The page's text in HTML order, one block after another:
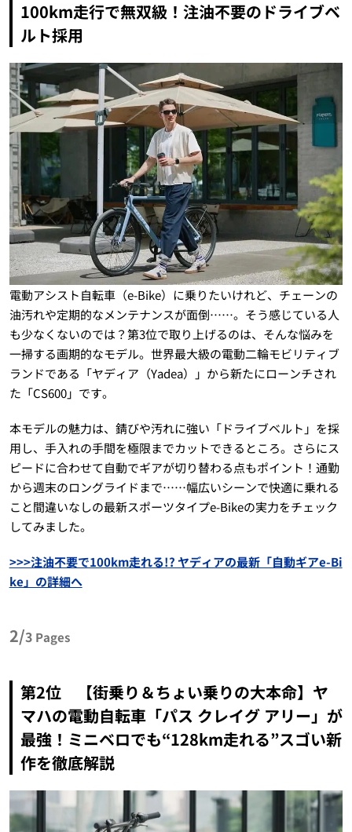
100km走行で無双級！注油不要のドライブベ
ルト採用
電動アシスト自転車（e-Bike）に乗りたいけれど、チェーンの
油汚れや定期的なメンテナンスが面倒……。そう感じている人
も少なくないのでは？第3位で取り上げるのは、そんな悩みを
一掃する画期的なモデル。世界最大級の電動二輪モビリティブ
ランドである「ヤディア（Yadea）」から新たにローンチされ
た「CS600」です。
本モデルの魅力は、錆びや汚れに強い「ドライブベルト」を採
用し、手入れの手間を極限までカットできるところ。さらにス
ピードに合わせて自動でギアが切り替わる点もポイント！通勤
から週末のロングライドまで……幅広いシーンで快適に乗れる
こと間違いなしの最新スポーツタイプe-Bikeの実力をチェック
してみました。
>>>注油不要で100km走れる!? ヤディアの最新「自動ギアe-Bi
ke」の詳細へ
2/3 Pages
第2位 【街乗り＆ちょい乗りの大本命】ヤ
マハの電動自転車「パス クレイグ アリー」が
最強！ミニベロでも“128km走れる”スゴい新
作を徹底解説